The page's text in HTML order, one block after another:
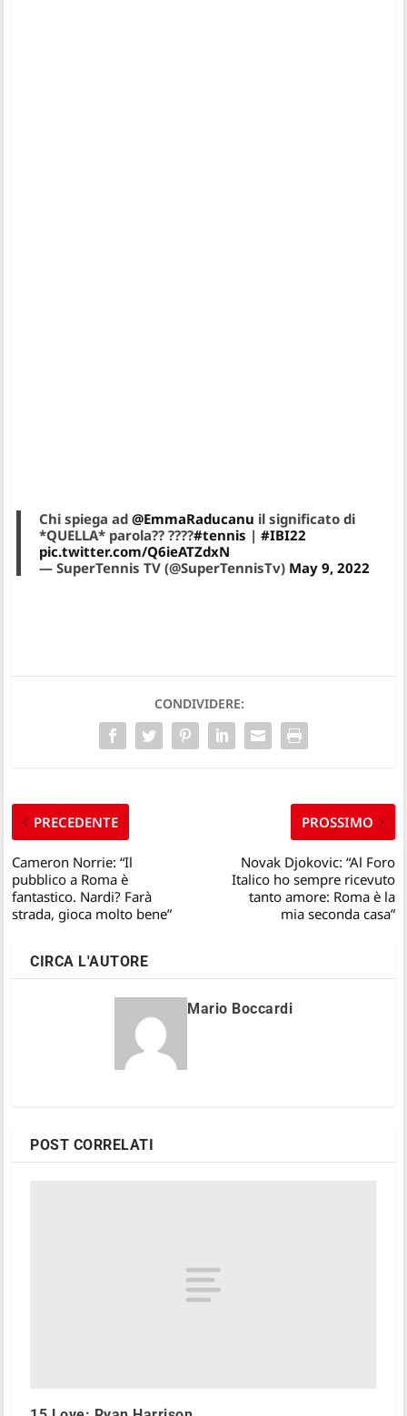
Chi spiega ad@EmmaRaducanu il significato di
*QUELLA* parola?? ????#tennis |#IBI22
pic.twitter.com/Q6ieATZdxN
— SuperTennis TV (@SuperTennisTv) May 9, 2022
CONDIVIDERE:
PRECEDENTE
Cameron Norrie: “Il
pubblico a Roma è
fantastico. Nardi? Farà
strada, gioca molto bene”
PROSSIMO
Novak Djokovic: “Al Foro
Italico ho sempre ricevuto
tanto amore: Roma è la
mia seconda casa”
CIRCA L'AUTORE
Mario Boccardi
POST CORRELATI